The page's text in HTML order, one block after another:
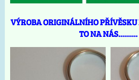
VÝROBA ORIGINÁLNÍHO
TO NA NÁS..........